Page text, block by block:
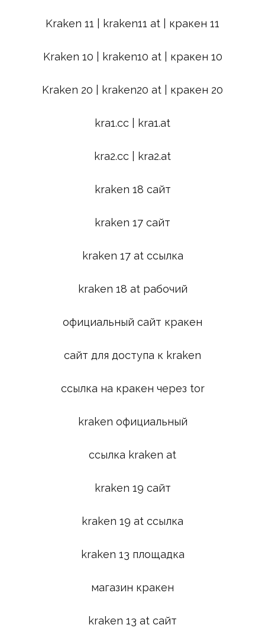
Kraken 11 | kraken11 at | кракен 11
Kraken 10 | kraken10 at | кракен 10
Kraken 20 | kraken20 at | кракен 20
kra1.cc | kra1.at
kra2.cc | kra2.at
kraken 18 сайт
kraken 17 сайт
kraken 17 at ссылка
kraken 18 at рабочий
официальный сайт кракен
сайт для доступа к kraken
ссылка на кракен через tor
kraken официальный
ссылка kraken at
kraken 19 сайт
kraken 19 at ссылка
kraken 13 площадка
магазин кракен
kraken 13 at сайт